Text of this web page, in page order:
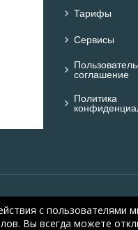
Тарифы
Сервисы
соглашение
Политика
с
Вы всегда можете